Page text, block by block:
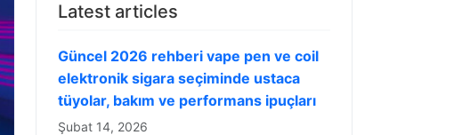
Latest articles
Güncel 2026 rehberi vape pen ve coil
elektronik sigara seçiminde ustaca
tüyolar, bakım ve performans ipuçları
Şubat 14, 2026